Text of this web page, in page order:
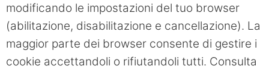
modificando le impostazioni del tuo browser
(abilitazione, disabilitazione e cancellazione). La
maggior parte dei browser consente di gestire i
cookie accettandoli o rifiutandoli tutti. Consulta